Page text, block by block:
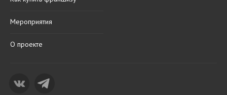
Мероприятия
О проекте